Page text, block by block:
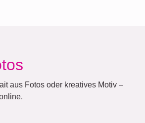
aus Fotos oder kreatives Motiv –